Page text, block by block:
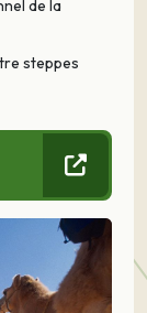
de la
steppes